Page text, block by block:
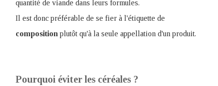
quantité de viande dans leurs formules.
Il est donc préférable de se fier à l'étiquette de
composition plutôt qu'à la seule appellation d'un produit.
Pourquoi éviter les céréales ?